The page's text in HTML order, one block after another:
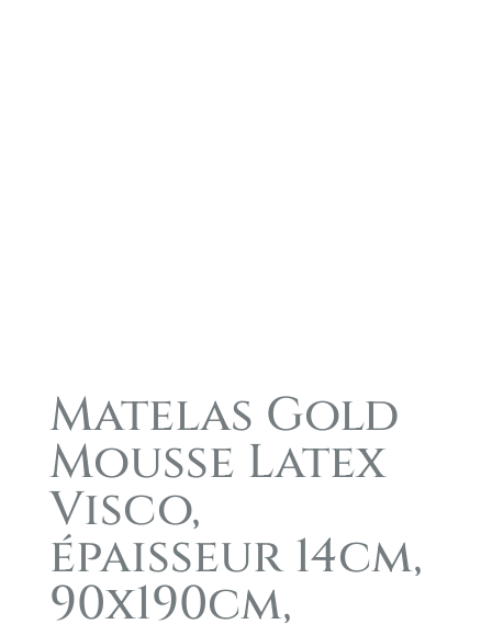
Matelas Gold
Mousse Latex
Visco,
épaisseur 14cm,
90x190cm,